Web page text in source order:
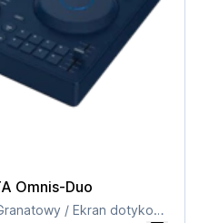
Omnis-Duo
Profesjonalny kontroler DJ / Granatowy / Ekran dotykowy / Wbudowana bateria